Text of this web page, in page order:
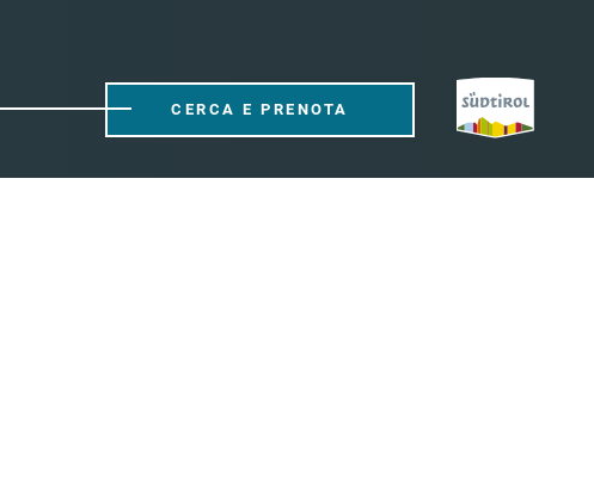
CERCA E PRENOTA